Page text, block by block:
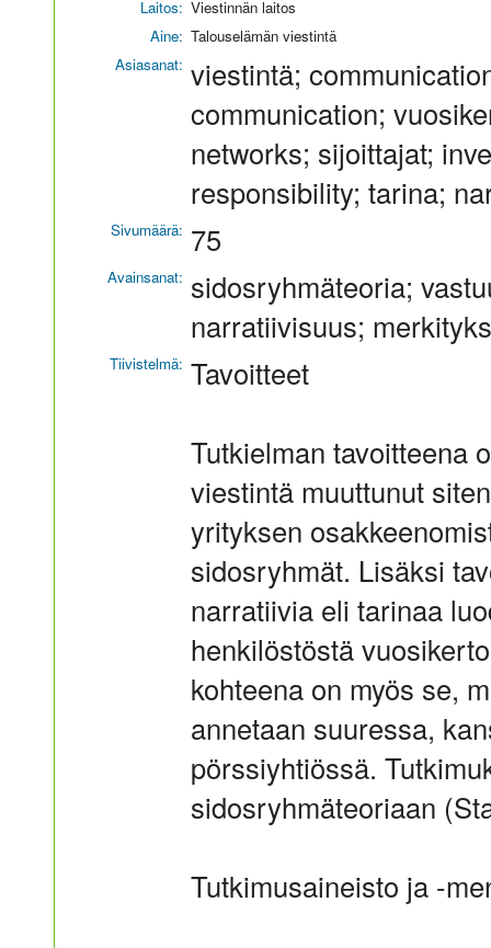
Laitos: Viestinnän laitos
Aine: Talouselämän viestintä
Asiasanat: viestintä;
communication;
networks; sijoittajat;
responsibility; tarina;
Sivumäärä: 75
Avainsanat: sidosryhmäteoria;
narratiivisuus;
Tiivistelmä: Tavoitteet
Tutkielman tavoitteena
viestintä muuttunut
yrityksen
sidosryhmät. Lisäksi
narratiivia eli tarinaa
henkilöstöstä
kohteena on myös se,
annetaan suuressa,
pörssiyhtiössä.
sidosryhmäteoriaan
Tutkimusaineisto ja -